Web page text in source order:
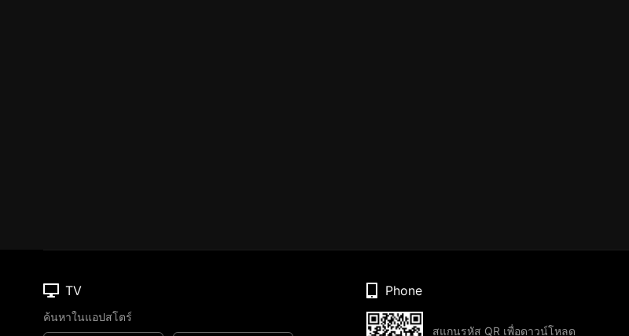
TV
ค้นหาในแอปสโตร์
Phone
สแกนรหัส QR เพื่อดาวน์โหลด